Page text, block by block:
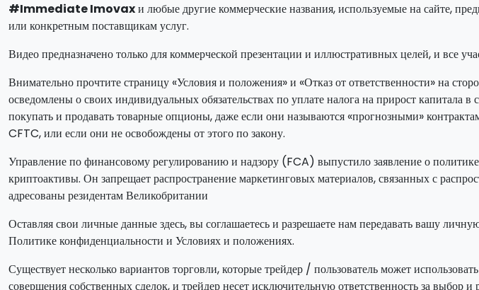
#Immediate Imovaxи любые другие коммерческие названия, используемые на сайте,
или конкретным поставщикам услуг.
Видео предназначено только для коммерческой презентации и иллюстративных целей, и все
Внимательно прочтите страницу «Условия и положения» и «Отказ от ответственности» на
осведомлены о своих индивидуальных обязательствах по уплате налога на прирост
покупать и продавать товарные опционы, даже если они называются «прогнозными»
CFTC, или если они не освобождены от этого по закону.
Управление по финансовому регулированию и надзору (FCA) выпустило заявление о
криптоактивы. Он запрещает распространение маркетинговых материалов, связанных с
адресованы резидентам Великобритании
Оставляя свои личные данные здесь, вы соглашаетесь и разрешаете нам передавать вашу
Политике конфиденциальности и Условиях и положениях.
Существует несколько вариантов торговли, которые трейдер / пользователь может
совершения собственных сделок, и трейдер несет исключительную ответственность за выбор